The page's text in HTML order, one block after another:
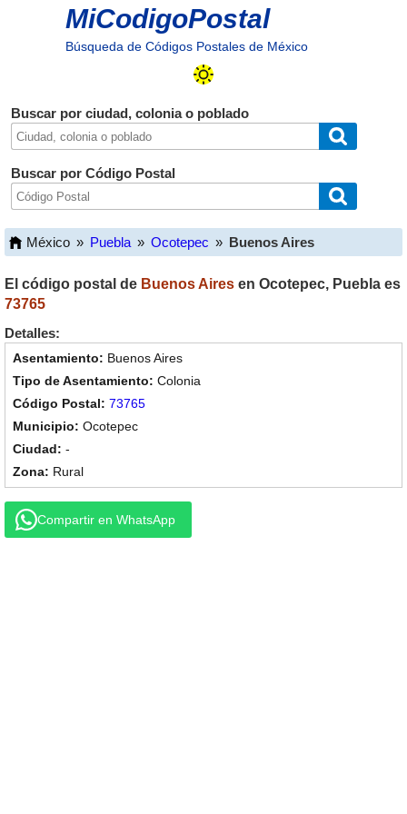
MiCodigoPostal
Búsqueda de Códigos Postales de México
Buscar por ciudad, colonia o poblado
Buscar por Código Postal
México » Puebla » Ocotepec » Buenos Aires
El código postal de Buenos Aires en Ocotepec, Puebla es
73765
Detalles:
Buenos Aires
Colonia
73765
Ocotepec
-
Rural
Compartir en WhatsApp